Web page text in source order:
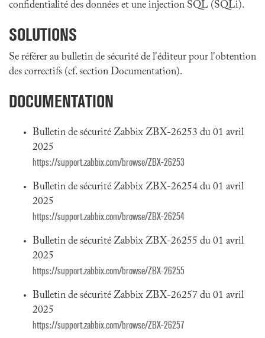
confidentialité des données et une injection SQL (SQLi).
SOLUTIONS
Se référer au bulletin de sécurité de l'éditeur pour l'obtention
des correctifs (cf. section Documentation).
DOCUMENTATION
Bulletin de sécurité Zabbix ZBX-26253 du 01 avril
2025
https://support.zabbix.com/browse/ZBX-26253
Bulletin de sécurité Zabbix ZBX-26254 du 01 avril
2025
https://support.zabbix.com/browse/ZBX-26254
Bulletin de sécurité Zabbix ZBX-26255 du 01 avril
2025
https://support.zabbix.com/browse/ZBX-26255
Bulletin de sécurité Zabbix ZBX-26257 du 01 avril
2025
https://support.zabbix.com/browse/ZBX-26257